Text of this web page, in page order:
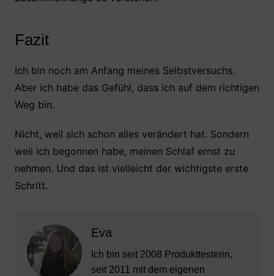
Fazit
Ich bin noch am Anfang meines Selbstversuchs.
Aber ich habe das Gefühl, dass ich auf dem richtigen
Weg bin.
Nicht, weil sich schon alles verändert hat. Sondern
weil ich begonnen habe, meinen Schlaf ernst zu
nehmen. Und das ist vielleicht der wichtigste erste
Schritt.
Eva
Ich bin seit 2008 Produkttesterin,
seit 2011 mit dem eigenen